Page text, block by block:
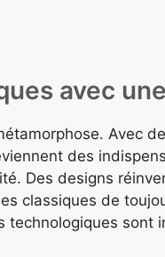
avec
Avec
des
Des designs
classiques de
sont